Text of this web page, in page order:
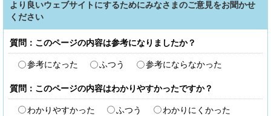
より良いウェブサイトにするためにみなさまのご意見をお聞かせ
ください
質問：このページの内容は参考になりましたか？
参考になった ふつう 参考にならなかった
質問：このページの内容はわかりやすかったですか？
わかりやすかった ふつう わかりにくかった